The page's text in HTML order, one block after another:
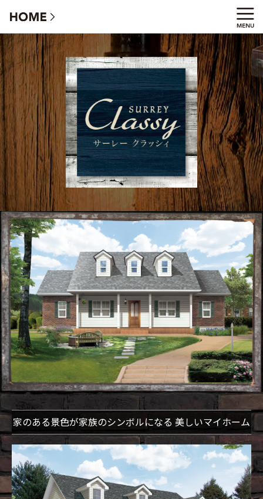
サーレークラッシィ - 北米スタイルの家
家のある景色が家族のシンボルになる 美しいマイホーム